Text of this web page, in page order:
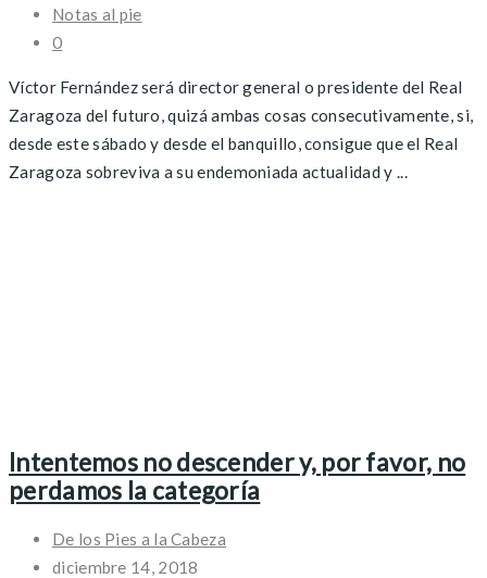
Notas al pie
0
Víctor Fernández será director general o presidente del Real
Zaragoza del futuro, quizá ambas cosas consecutivamente, si,
desde este sábado y desde el banquillo, consigue que el Real
Zaragoza sobreviva a su endemoniada actualidad y ...
Intentemos no descender y, por favor, no
perdamos la categoría
De los Pies a la Cabeza
diciembre 14, 2018